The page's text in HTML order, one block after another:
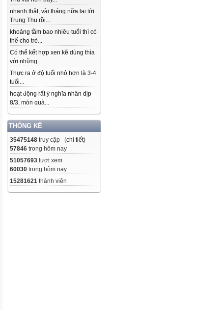
nhanh thật, vài tháng nữa lại tới
Trung Thu rồi...
khoảng tầm bao nhiêu tuổi thì có
thể cho trẻ...
Có thể kết hợp xen kẽ dùng thìa
với những...
Thực ra ở độ tuổi nhỏ hơn là 3-4
tuổi...
hoạt động rất ý nghĩa nhân dịp
8/3, món quà...
THỐNG KÊ
35475148 truy cập (chi tiết)
57846 trong hôm nay
51057693 lượt xem
60030 trong hôm nay
15281621 thành viên